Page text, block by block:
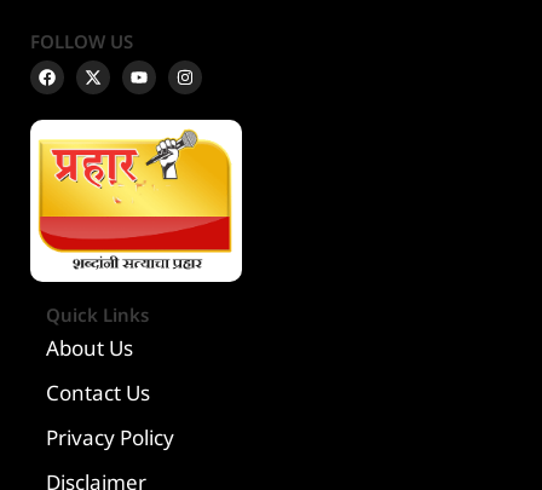
FOLLOW US
Quick Links
About Us
Contact Us
Privacy Policy
Disclaimer